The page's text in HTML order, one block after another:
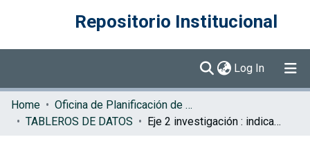
Repositorio Institucional
Log In (current)
Communities & Collections
Browse DSpace
Home
Oficina de Planificación de la Educación Superior (OPES)
TABLEROS DE DATOS
Eje 2 investigación : indicador 2.1.1.6 proyectos vigentes conjuntos con los sectores académicos, productivos y gubernamentales, 2016 - 2020.